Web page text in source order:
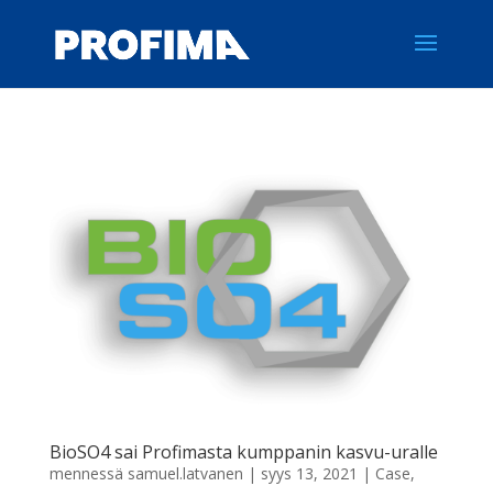
BioSO4 sai Profimasta kumppanin kasvu-uralle
mennessä samuel.latvanen | syys 13, 2021 | Case,